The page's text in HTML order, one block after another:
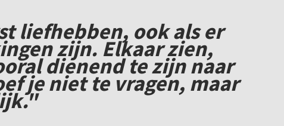
liefhebben, ook als er
zijn. Elkaar zien,
dienend te zijn naar
je niet te vragen, maar